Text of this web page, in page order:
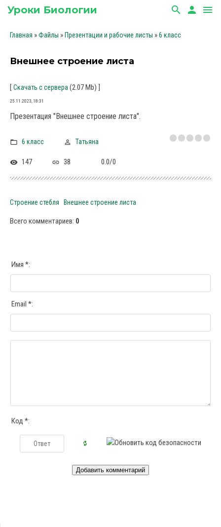
Уроки Биологии search person menu
Главная »Файлы » Презентации и рабочие листы »6 класс
Внешнее строение листа
[Скачать с сервера (2.07 Mb) ]
25.11.2023, 18:31
Презентация "Внешнее строение листа".
6 класс Татьяна
147 38 0.0/0
Строение стебля Внешнее строение листа
Всего комментариев: 0
Имя *:
Email *:
Код *: